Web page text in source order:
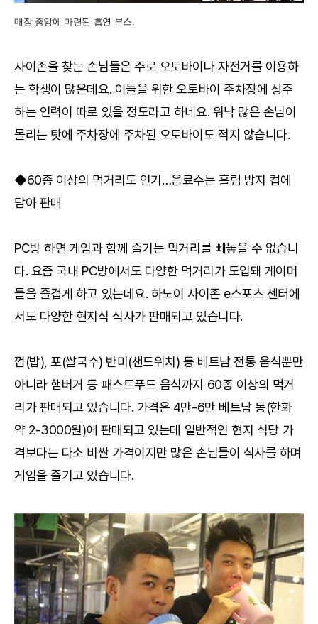
매장 중앙에 마련된 흡연 부스.
사이존을 찾는 손님들은 주로 오토바이나 자전거를 이용하
는 학생이 많은데요. 이들을 위한 오토바이 주차장에 상주
하는 인력이 따로 있을 정도라고 하네요. 워낙 많은 손님이
몰리는 탓에 주차장에 주차된 오토바이도 적지 않습니다.
◆60종 이상의 먹거리도 인기…음료수는 흘림 방지 컵에
담아 판매
PC방 하면 게임과 함께 즐기는 먹거리를 빼놓을 수 없습니
다. 요즘 국내 PC방에서도 다양한 먹거리가 도입돼 게이머
들을 즐겁게 하고 있는데요. 하노이 사이존 e스포츠 센터에
서도 다양한 현지식 식사가 판매되고 있습니다.
껌(밥), 포(쌀국수) 반미(샌드위치) 등 베트남 전통 음식뿐만
아니라 햄버거 등 패스트푸드 음식까지 60종 이상의 먹거
리가 판매되고 있습니다. 가격은 4만-6만 베트남 동(한화
약 2-3000원)에 판매되고 있는데 일반적인 현지 식당 가
격보다는 다소 비싼 가격이지만 많은 손님들이 식사를 하며
게임을 즐기고 있습니다.